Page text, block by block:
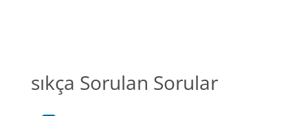
sıkça Sorulan Sorular